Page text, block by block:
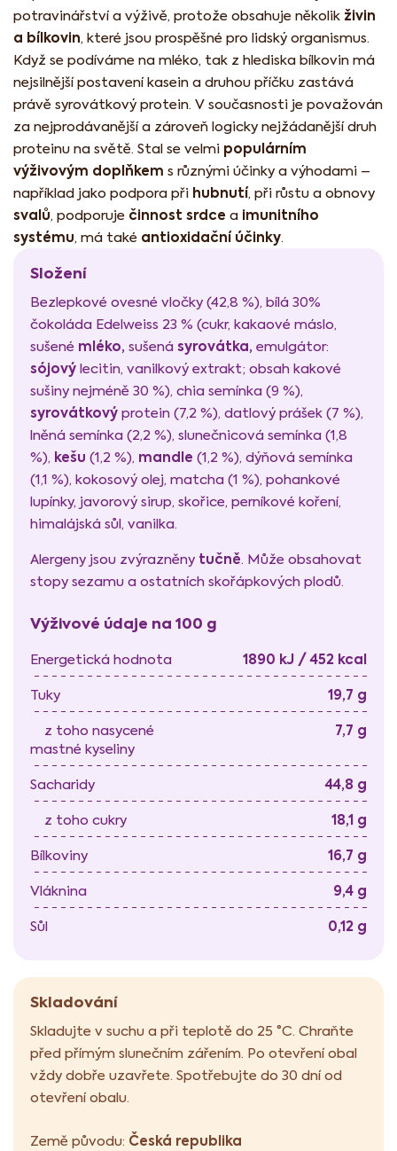
potravinářství a výživě, protože obsahuje několik živin
a bílkovin, které jsou prospěšné pro lidský organismus.
Když se podíváme na mléko, tak z hlediska bílkovin má
nejsilnější postavení kasein a druhou příčku zastává
právě syrovátkový protein. V současnosti je považován
za nejprodávanější a zároveň logicky nejžádanější druh
proteinu na světě. Stal se velmi populárním
výživovým doplňkem s různými účinky a výhodami –
například jako podpora při hubnutí, při růstu a obnovy
svalů, podporuje činnost srdce a imunitního
systému, má také antioxidační účinky.
Složení
Bezlepkové ovesné vločky (42,8 %), bílá 30%
čokoláda Edelweiss 23 % (cukr, kakaové máslo,
sušené mléko, sušená syrovátka, emulgátor:
sójový lecitin, vanilkový extrakt; obsah kakové
sušiny nejméně 30 %), chia semínka (9 %),
syrovátkový protein (7,2 %), datlový prášek (7 %),
lněná semínka (2,2 %), slunečnicová semínka (1,8
%), kešu (1,2 %), mandle (1,2 %), dýňová semínka
(1,1 %), kokosový olej, matcha (1 %), pohankové
lupínky, javorový sirup, skořice, perníkové koření,
himalájská sůl, vanilka.
Alergeny jsou zvýrazněny tučně. Může obsahovat
stopy sezamu a ostatních skořápkových plodů.
Výživové údaje na 100 g
Energetická hodnota 1890 kJ / 452 kcal
Tuky 19,7 g
z toho nasycené
mastné kyseliny
7,7 g
Sacharidy 44,8 g
z toho cukry 18,1 g
Bílkoviny 16,7 g
Vláknina 9,4 g
Sůl 0,12 g
Skladování
Skladujte v suchu a při teplotě do 25 °C. Chraňte
před přímým slunečním zářením. Po otevření obal
vždy dobře uzavřete. Spotřebujte do 30 dní od
otevření obalu.
Země původu: Česká republika